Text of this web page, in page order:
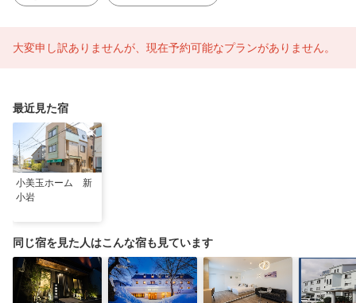
大変申し訳ありませんが、現在予約可能なプランがありません。
最近見た宿
小美玉ホーム 新
小岩
同じ宿を見た人はこんな宿も見ています